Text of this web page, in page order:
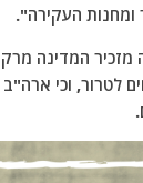
העקירה".
המדינה מרקו
לטרור, וכי